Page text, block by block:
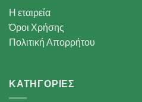
Η εταιρεία
Όροι Χρήσης
Πολιτική Απορρήτου
ΚΑΤΗΓΟΡΙΕΣ